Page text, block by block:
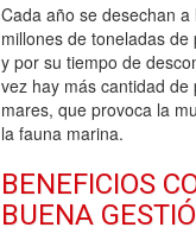
Cada año se desechan a
millones de toneladas de
y por su tiempo de
vez hay más cantidad de
mares, que provoca la
la fauna marina.
BENEFICIOS
BUENA